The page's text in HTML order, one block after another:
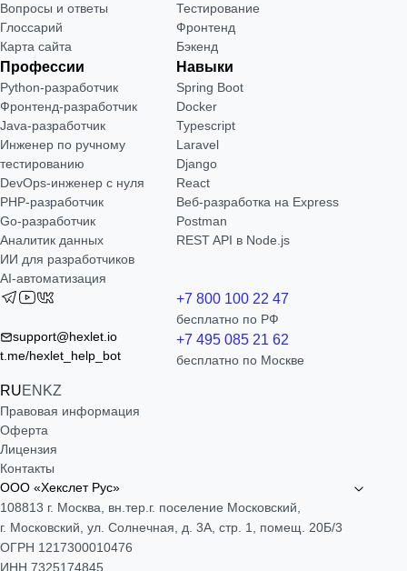
Вопросы и ответы
Глоссарий
Карта сайта
Тестирование
Фронтенд
Бэкенд
Профессии
Python-разработчик
Фронтенд-разработчик
Java-разработчик
Инженер по ручному
тестированию
DevOps-инженер с нуля
РНР-разработчик
Go-разработчик
Аналитик данных
ИИ для разработчиков
AI-автоматизация
Навыки
Spring Boot
Docker
Typescript
Laravel
Django
React
Веб-разработка на Express
Postman
REST API в Node.js
support@hexlet.io
t.me/hexlet_help_bot
RUEN KZ
+7 800 100 22 47
бесплатно по РФ
+7 495 085 21 62
бесплатно по Москве
Правовая информация
Оферта
Лицензия
Контакты
ООО «Хекслет Рус»
108813 г. Москва, вн.тер.г. поселение Московский,
г. Московский, ул. Солнечная, д. 3А, стр. 1, помещ. 20Б/3
ОГРН 1217300010476
ИНН 7325174845